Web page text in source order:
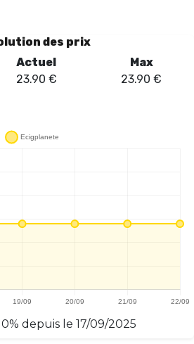
de 1.2ohm, propose un tirage serré
une utilisation intuitive, idéale pour
les vapoteurs expérimentés
de tripler l'autonomie du dispositif. Cette
appréciable pour ceux qui
expérience sans interruption. En
étendue grâce à sa Power Bank
des prix
Actuel
23.90 €
Max
23.90 €
0% depuis le 17/09/2025